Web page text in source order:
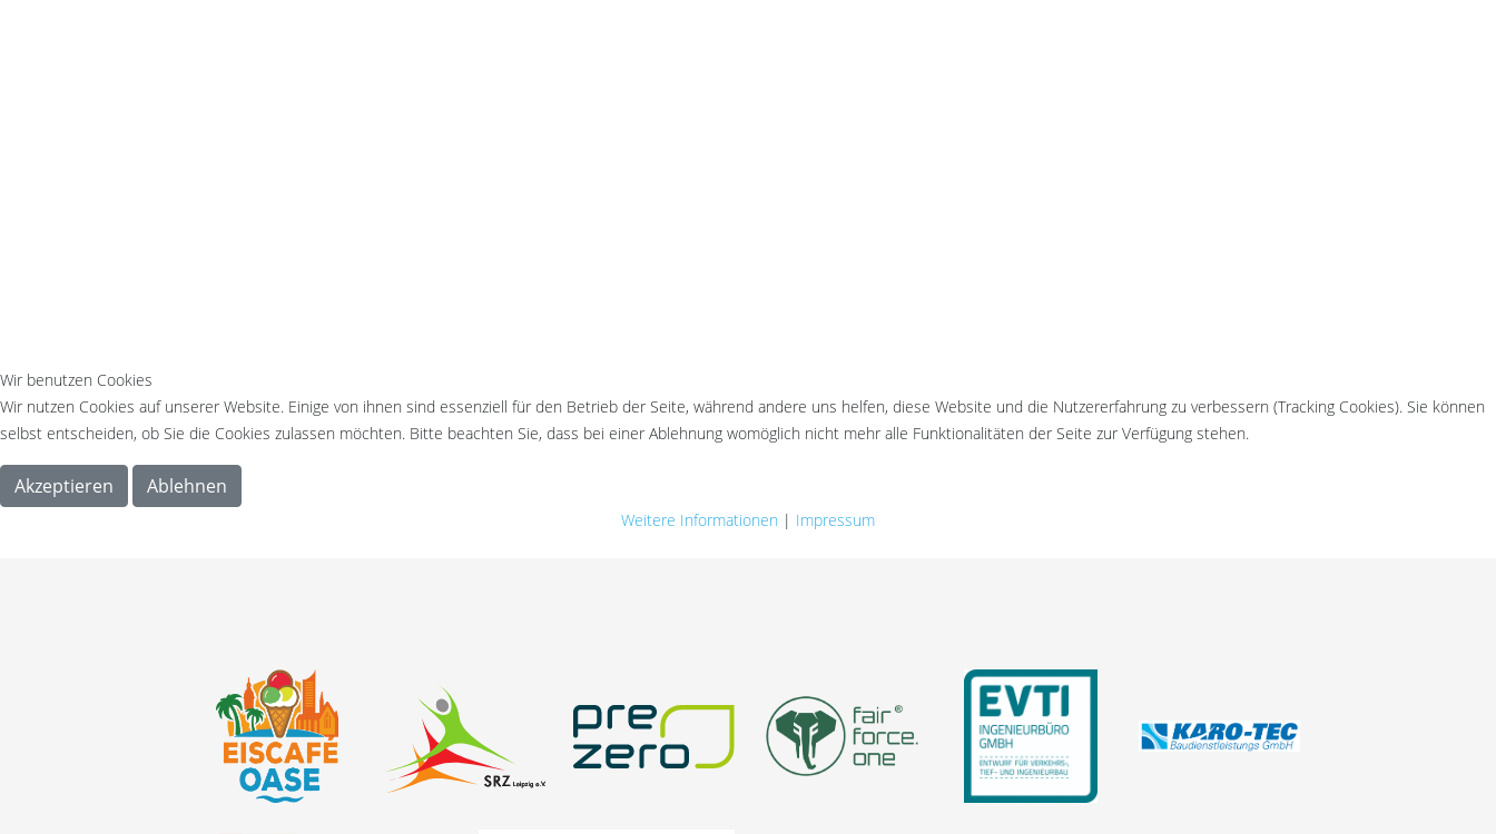
Wir benutzen Cookies
Wir nutzen Cookies auf unserer Website. Einige von ihnen sind essenziell für den Betrieb der Seite, während andere uns helfen, diese Website und die Nutzererfahrung zu verbessern (Tracking Cookies). Sie können
selbst entscheiden, ob Sie die Cookies zulassen möchten. Bitte beachten Sie, dass bei einer Ablehnung womöglich nicht mehr alle Funktionalitäten der Seite zur Verfügung stehen.
Akzeptieren Ablehnen
Weitere Informationen | Impressum